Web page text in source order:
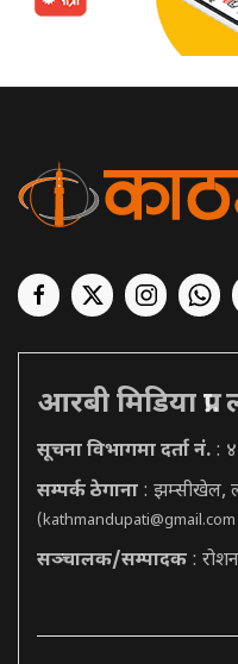
आरबी मिडिया प्रा.
सूचना विभागमा दर्ता नं. :
सम्पर्क ठेगाना : झम्सीखेल,
(kathmandupati@gmail.com
सञ्चालक/सम्पादक :